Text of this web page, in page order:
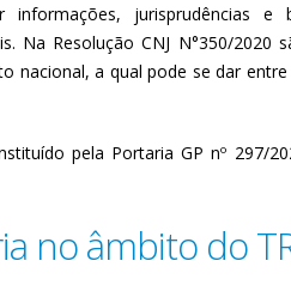
informações, jurisprudências
Na Resolução CNJ N°350/2020
a qual pode se dar
pela Portaria GP nº 297/
no âmbito do